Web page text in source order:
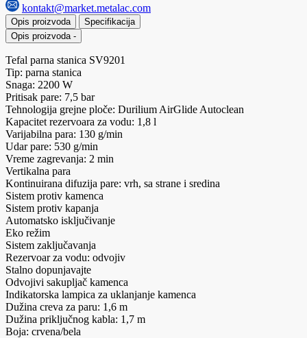
kontakt@market.metalac.com
Opis proizvoda
Specifikacija
Opis proizvoda -
Tefal parna stanica SV9201
Tip: parna stanica
Snaga: 2200 W
Pritisak pare: 7,5 bar
Tehnologija grejne ploče: Durilium AirGlide Autoclean
Kapacitet rezervoara za vodu: 1,8 l
Varijabilna para: 130 g/min
Udar pare: 530 g/min
Vreme zagrevanja: 2 min
Vertikalna para
Kontinuirana difuzija pare: vrh, sa strane i sredina
Sistem protiv kamenca
Sistem protiv kapanja
Automatsko isključivanje
Eko režim
Sistem zaključavanja
Rezervoar za vodu: odvojiv
Stalno dopunjavajte
Odvojivi sakupljač kamenca
Indikatorska lampica za uklanjanje kamenca
Dužina creva za paru: 1,6 m
Dužina priključnog kabla: 1,7 m
Boja: crvena/bela